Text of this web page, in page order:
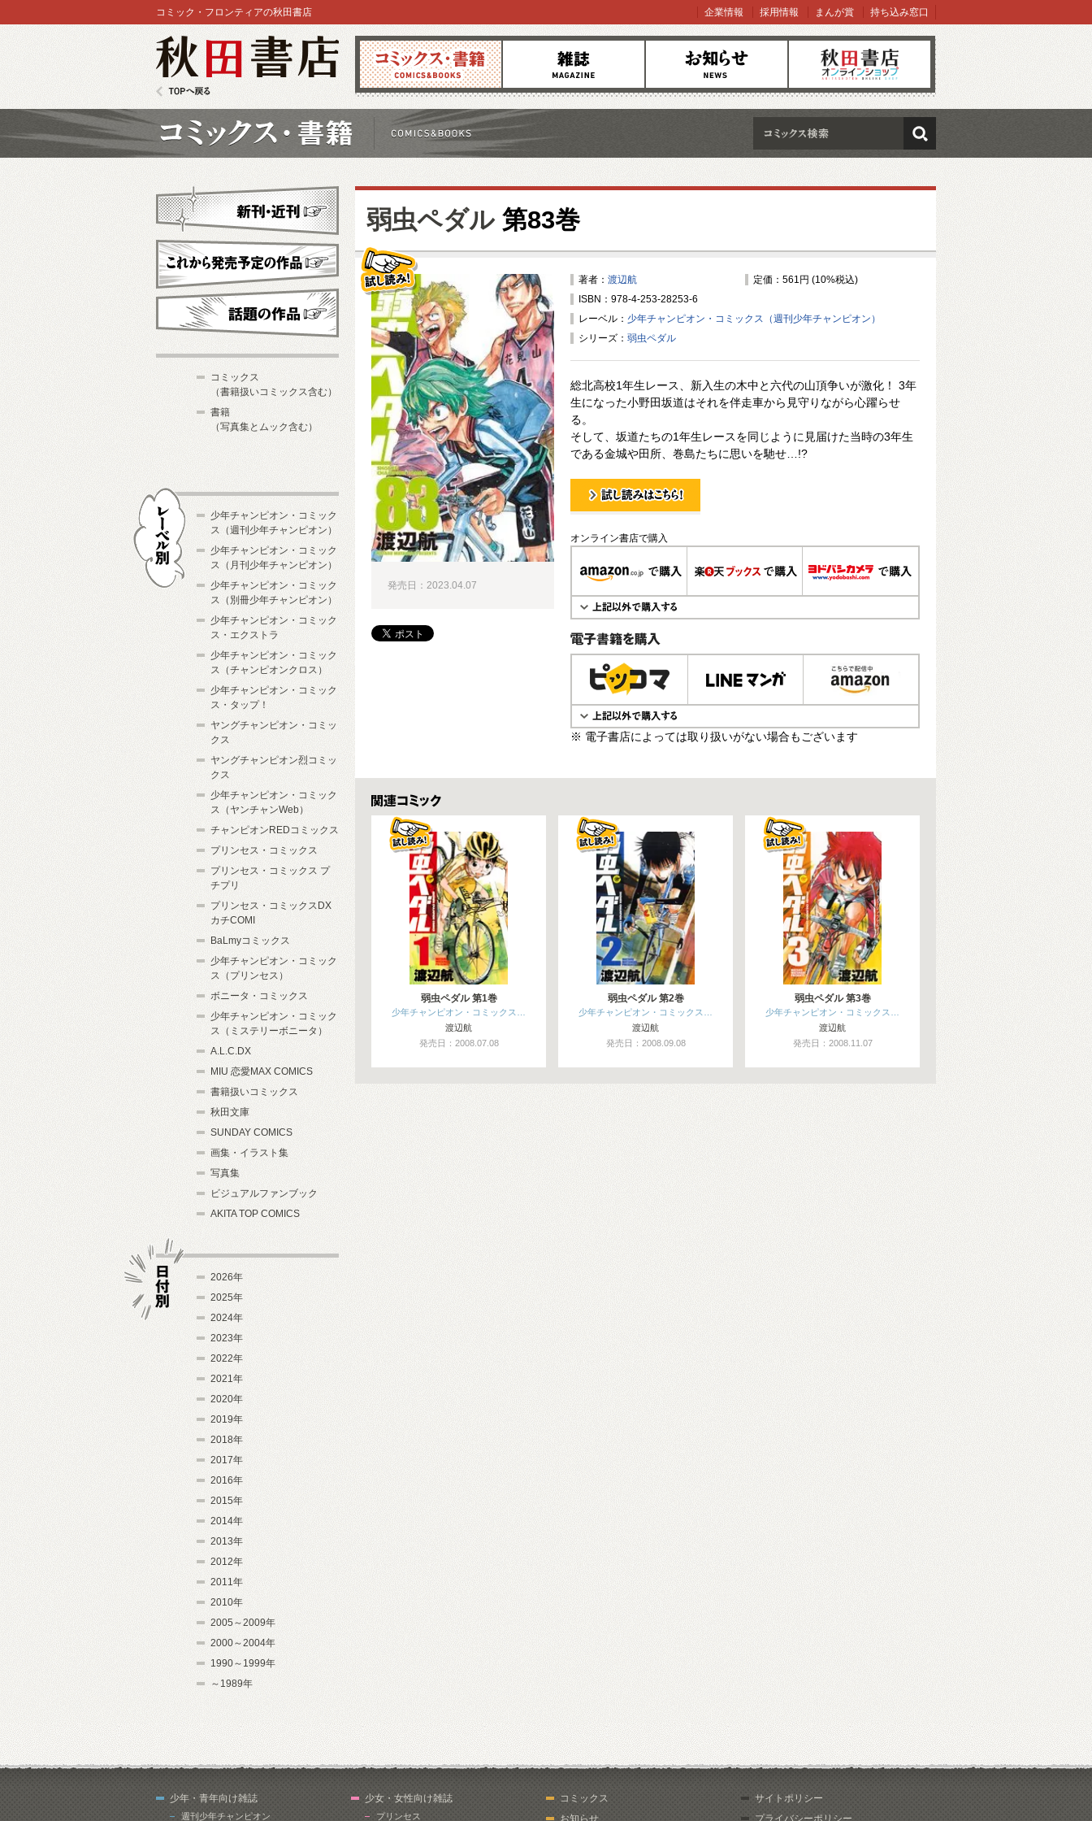
コミックス 雑誌 お知らせ オンラインショップ
コミック・フロンティアの秋田書店 企業情報 採用情報 まんが賞 持ち込み窓口
検索
弱虫ペダル第83巻
著者： 渡辺航
定価：561円 (10%税込)
ISBN：978-4-253-28253-6
レーベル： 少年チャンピオン・コミックス（週刊少年チャンピオン）
シリーズ： 弱虫ペダル
総北高校1年生レース、新入生の木中と六代の山頂争いが激化！ 3年
生になった小野田坂道はそれを伴走車から見守りながら心躍らせ
る。
そして、坂道たちの1年生レースを同じように見届けた当時の3年生
である金城や田所、巻島たちに思いを馳せ…!?
試し読み！
オンライン書店で購入
電子書籍で購入
※ 電子書店によっては取り扱いがない場合もございます
発売日：2023.04.07
関連コミックス
弱虫ペダル 第1巻
少年チャンピオン・コミックス…
渡辺航
発売日：2008.07.08
弱虫ペダル 第2巻
少年チャンピオン・コミックス…
渡辺航
発売日：2008.09.08
弱虫ペダル 第3巻
少年チャンピオン・コミックス…
渡辺航
発売日：2008.11.07
新刊・近刊
これから発売予定
コミックス
（書籍扱いコミックス含む）
書籍
（写真集とムック含む）
少年チャンピオン・コミック
ス（週刊少年チャンピオン）
少年チャンピオン・コミック
ス（月刊少年チャンピオン）
少年チャンピオン・コミック
ス（別冊少年チャンピオン）
少年チャンピオン・コミック
ス・エクストラ
少年チャンピオン・コミック
ス（チャンピオンクロス）
少年チャンピオン・コミック
ス・タップ！
ヤングチャンピオン・コミッ
クス
ヤングチャンピオン烈コミッ
クス
少年チャンピオン・コミック
ス（ヤンチャンWeb）
チャンピオンREDコミックス
プリンセス・コミックス
プリンセス・コミックス プ
チプリ
プリンセス・コミックスDX
カチCOMI
BaLmyコミックス
少年チャンピオン・コミック
ス（プリンセス）
ボニータ・コミックス
少年チャンピオン・コミック
ス（ミステリーボニータ）
A.L.C.DX
MIU 恋愛MAX COMICS
書籍扱いコミックス
秋田文庫
SUNDAY COMICS
画集・イラスト集
写真集
ビジュアルファンブック
AKITA TOP COMICS
2026年
2025年
2024年
2023年
2022年
2021年
2020年
2019年
2018年
2017年
2016年
2015年
2014年
2013年
2012年
2011年
2010年
2005～2009年
2000～2004年
1990～1999年
～1989年
少年・青年向け雑誌
週刊少年チャンピオン
少女・女性向け雑誌
プリンセス
コミックス
お知らせ
サイトポリシー
プライバシーポリシー